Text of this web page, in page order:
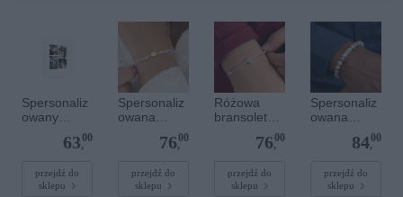
Spersonaliz
owany
plakat - 30 x
63,
00
przejdź do
sklepu
Spersonaliz
owana
bransoletka
sznurkowa -
Złote kółko
76,
00
przejdź do
sklepu
Różowa
bransoletka
dla dzieci -
owana -
Srebrne
76,
00
przejdź do
sklepu
Spersonaliz
owana
bransoletka
szlachetnym
i - Szary - M
84,
00
przejdź do
sklepu